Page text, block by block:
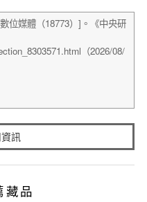
訊
藏品